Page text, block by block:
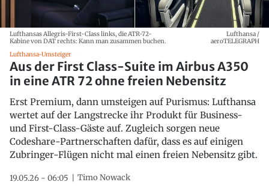
Lufthansas Allegris-First-Class links, die ATR-72-
Kabine von DAT rechts: Kann man zusammen buchen.
Lufthansa /
aeroTELEGRAPH
Lufthansa-Umsteiger
Aus der First Class-Suite im Airbus A350
in eine ATR 72 ohne freien Nebensitz
Erst Premium, dann umsteigen auf Purismus: Lufthansa
wertet auf der Langstrecke ihr Produkt für Business-
und First-Class-Gäste auf. Zugleich sorgen neue
Codeshare-Partnerschaften dafür, dass es auf einigen
Zubringer-Flügen nicht mal einen freien Nebensitz gibt.
19.05.26 - 06:05 Timo Nowack